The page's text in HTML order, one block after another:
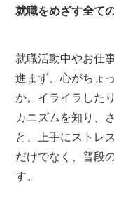
就職をめざす全て
就職活動中やお仕
進まず、心がちょ
か。イライラした
カニズムを知り、
と、上手にストレ
だけでなく、普段
す。